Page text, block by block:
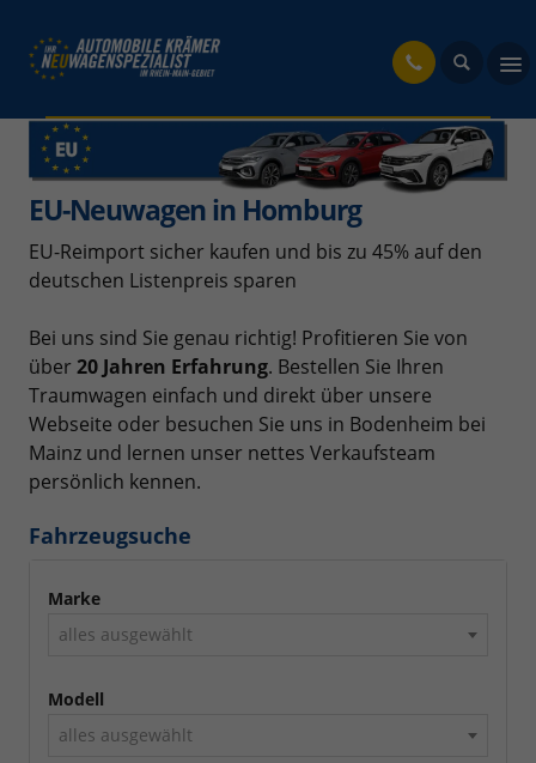
EU-Neuwagen in Homburg
EU-Reimport sicher kaufen und bis zu 45% auf den
deutschen Listenpreis sparen
Bei uns sind Sie genau richtig! Profitieren Sie von
über 20 Jahren Erfahrung. Bestellen Sie Ihren
Traumwagen einfach und direkt über unsere
Webseite oder besuchen Sie uns in Bodenheim bei
Mainz und lernen unser nettes Verkaufsteam
persönlich kennen.
Fahrzeugsuche
Marke
alles ausgewählt
Modell
alles ausgewählt